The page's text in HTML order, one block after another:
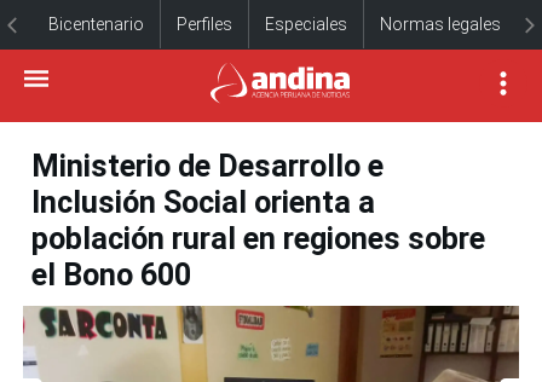
Bicentenario Perfiles Especiales Normas legales
Ministerio de Desarrollo e
Inclusión Social orienta a
población rural en regiones sobre
el Bono 600